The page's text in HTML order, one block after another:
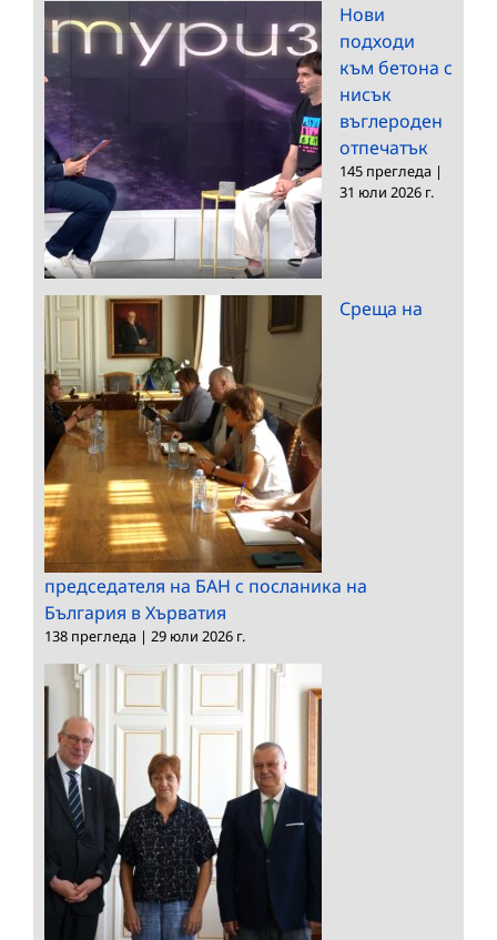
Нови
подходи
към бетона с
нисък
въглероден
отпечатък
145 прегледа |
31 юли 2026 г.
Среща на
председателя на БАН с посланика на
България в Хърватия
138 прегледа | 29 юли 2026 г.